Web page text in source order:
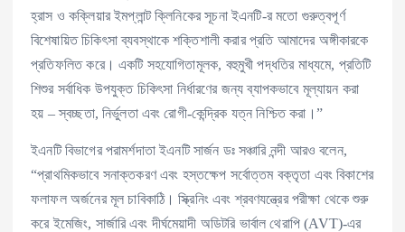
হ্রাস ও কক্লিয়ার ইমপ্লান্ট ক্লিনিকের সূচনা ইএনটি-র মতো গুরুত্বপূর্ণ
বিশেষায়িত চিকিৎসা ব্যবস্থাকে শক্তিশালী করার প্রতি আমাদের অঙ্গীকারকে
প্রতিফলিত করে। একটি সহযোগিতামূলক, বহুমুখী পদ্ধতির মাধ্যমে, প্রতিটি
শিশুর সর্বাধিক উপযুক্ত চিকিৎসা নির্ধারণের জন্য ব্যাপকভাবে মূল্যায়ন করা
হয় – স্বচ্ছতা, নির্ভুলতা এবং রোগী-কেন্দ্রিক যত্ন নিশ্চিত করা।”
ইএনটি বিভাগের পরামর্শদাতা ইএনটি সার্জন ডঃ সঞ্চারি নন্দী আরও বলেন,
“প্রাথমিকভাবে সনাক্তকরণ এবং হস্তক্ষেপ সর্বোত্তম বক্তৃতা এবং বিকাশের
ফলাফল অর্জনের মূল চাবিকাঠি। স্ক্রিনিং এবং শ্রবণযন্ত্রের পরীক্ষা থেকে শুরু
করে ইমেজিং, সার্জারি এবং দীর্ঘমেয়াদী অডিটরি ভার্বাল থেরাপি (AVT)-এর